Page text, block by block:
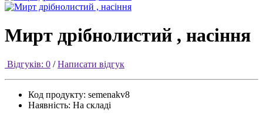
Мирт дрібнолистий , насіння
Відгуків: 0 /Написати відгук
Код продукту: semenakv8
Наявність: На складі